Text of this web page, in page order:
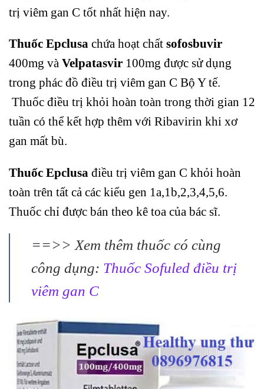
trị viêm gan C tốt nhất hiện nay.
Thuốc Epclusa chứa hoạt chất sofosbuvir
400mg và Velpatasvir 100mg được sử dụng
trong phác đồ điều trị viêm gan C Bộ Y tế.
Thuốc điều trị khỏi hoàn toàn trong thời gian 12
tuần có thể kết hợp thêm với Ribavirin khi xơ
gan mất bù.
Thuốc Epclusa điều trị viêm gan C khỏi hoàn
toàn trên tất cả các kiểu gen 1a,1b,2,3,4,5,6.
Thuốc chỉ được bán theo kê toa của bác sĩ.
==>> Xem thêm thuốc có cùng
công dụng: Thuốc Sofuled điều trị
viêm gan C